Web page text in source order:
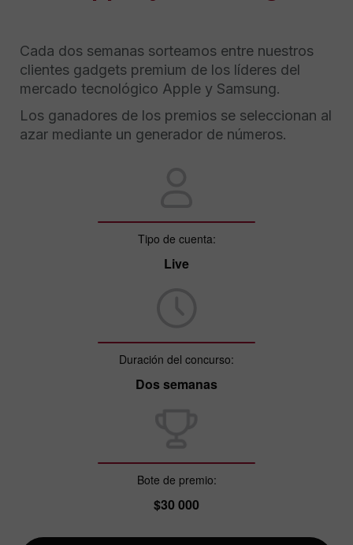
Cada dos semanas sorteamos entre nuestros
clientes gadgets premium de los líderes del
mercado tecnológico Apple y Samsung.
Los ganadores de los premios se seleccionan al
azar mediante un generador de números.
Tipo de cuenta:
Live
Duración del concurso:
Dos semanas
Bote de premio:
$30 000